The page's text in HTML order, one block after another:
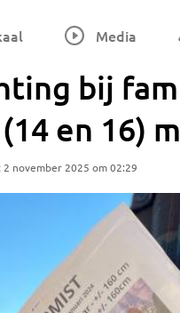
Media
bij
en 16)
2 november 2025 om 02:29